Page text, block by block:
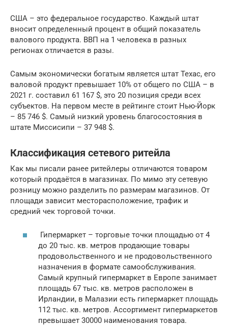
США – это федеральное государство. Каждый штат
вносит определенный процент в общий показатель
валового продукта. ВВП на 1 человека в разных
регионах отличается в разы.
Самым экономически богатым является штат Техас, его
валовой продукт превышает 10% от общего по США – в
2021 г. составил 61 167 $, это 20 позиция среди всех
субъектов. На первом месте в рейтинге стоит Нью-Йорк
– 85 746 $. Самый низкий уровень благосостояния в
штате Миссисипи – 37 948 $.
Классификация сетевого ритейла
Как мы писали ранее ритейлеры отличаются товаром
который продаётся в магазинах. По мимо эту сетевую
розницу можно разделить по размерам магазинов. От
площади зависит месторасположение, трафик и
средний чек торговой точки.
Гипермаркет – торговые точки площадью от 4
до 20 тыс. кв. метров продающие товары
продовольственного и не продовольственного
назначения в формате самообслуживания.
Самый крупный гипермаркет в Европе занимает
площадь 67 тыс. кв. метров расположен в
Ирландии, в Малазии есть гипермаркет площадь
112 тыс. кв. метров. Ассортимент гипермаркетов
превышает 30000 наименования товара.